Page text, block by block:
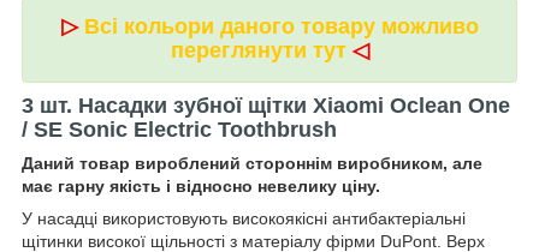
▷ Всі кольори даного товару можливо
переглянути тут◁
3 шт. Насадки зубної щітки Xiaomi Oclean One
/ SE Sonic Electric Toothbrush
Даний товар вироблений стороннім виробником, але
має гарну якість і відносно невелику ціну.
У насадці використовують високоякісні антибактеріальні
щітинки високої щільності з матеріалу фірми DuPont. Верх